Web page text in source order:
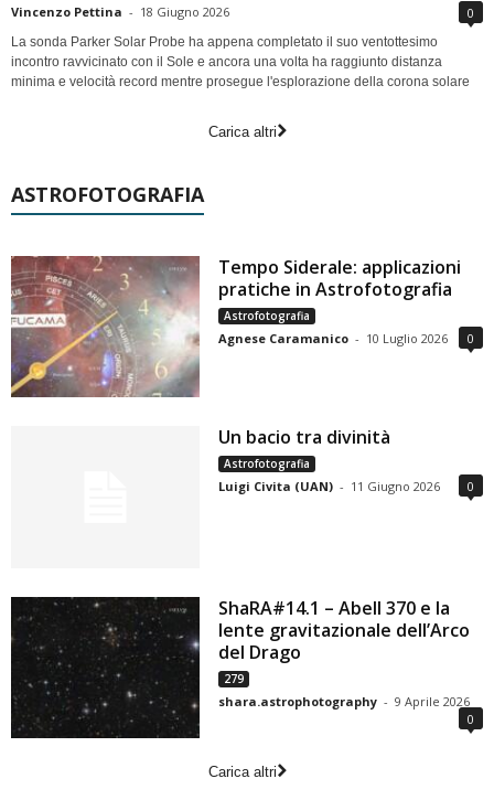
Vincenzo Pettina - 18 Giugno 2026 0
La sonda Parker Solar Probe ha appena completato il suo ventottesimo
incontro ravvicinato con il Sole e ancora una volta ha raggiunto distanza
minima e velocità record mentre prosegue l'esplorazione della corona solare
Carica altri
ASTROFOTOGRAFIA
Tempo Siderale: applicazioni
pratiche in Astrofotografia
Astrofotografia
Agnese Caramanico - 10 Luglio 2026 0
Un bacio tra divinità
Astrofotografia
Luigi Civita (UAN) - 11 Giugno 2026 0
ShaRA#14.1 – Abell 370 e la
lente gravitazionale dell’Arco
del Drago
279
shara.astrophotography - 9 Aprile 2026
0
Carica altri